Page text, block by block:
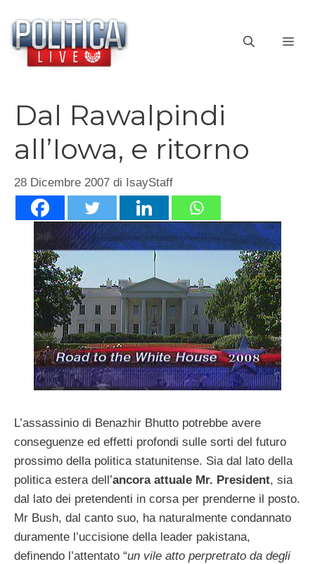
contenuto
Dal Rawalpindi
all’Iowa, e ritorno
28 Dicembre 2007 di IsayStaff
L’assassinio di Benazhir Bhutto potrebbe avere
conseguenze ed effetti profondi sulle sorti del futuro
prossimo della politica statunitense. Sia dal lato della
politica estera dell’ancora attuale Mr. President, sia
dal lato dei pretendenti in corsa per prenderne il posto.
Mr Bush, dal canto suo, ha naturalmente condannato
duramente l’uccisione della leader pakistana,
definendo l’attentato “un vile atto perpretrato da degli